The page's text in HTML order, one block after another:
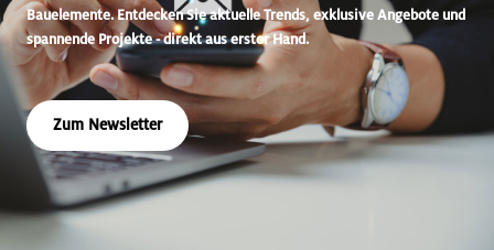
Bauelemente. Entdecken Sie aktuelle Trends, exklusive Angebote und
spannende Projekte - direkt aus erster Hand.
Zum Newsletter